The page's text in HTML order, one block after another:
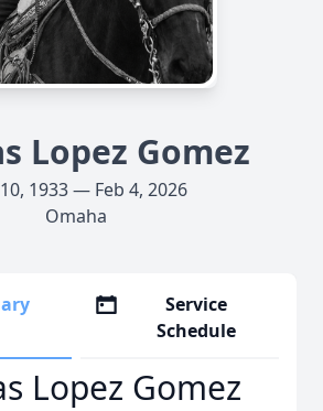
Lopez Gomez
1933 — Feb 4, 2026
Omaha
Service
Schedule
Lopez Gomez